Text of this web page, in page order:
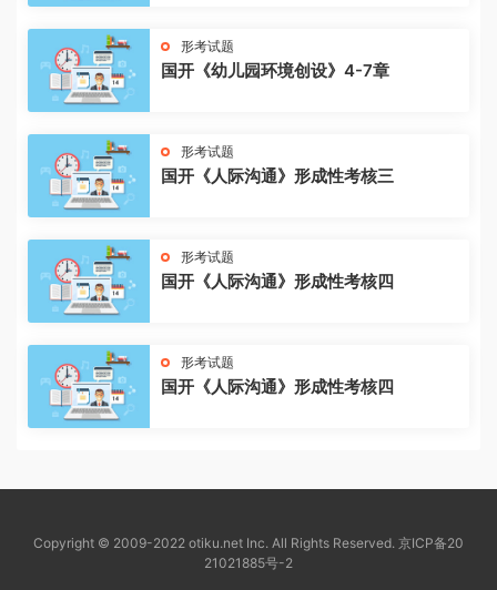
形考试题
国开《幼儿园环境创设》4-7章
形考试题
国开《人际沟通》形成性考核三
形考试题
国开《人际沟通》形成性考核四
形考试题
国开《人际沟通》形成性考核四
Copyright © 2009-2022 otiku.net Inc. All Rights Reserved. 京ICP备20
21021885号-2